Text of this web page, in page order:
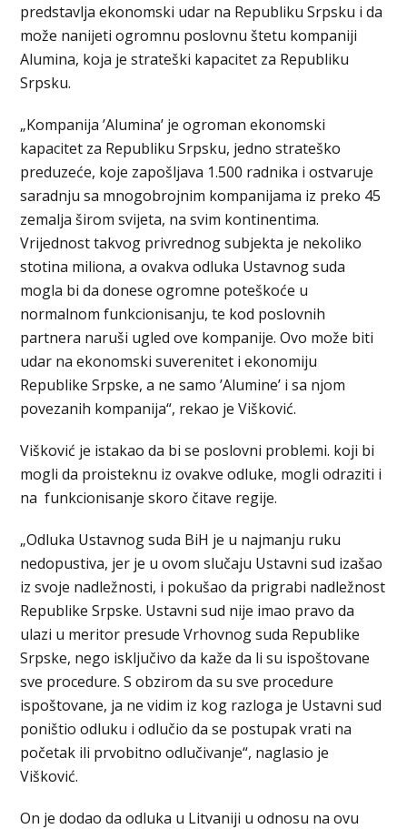
predstavlja ekonomski udar na Republiku Srpsku i da
može nanijeti ogromnu poslovnu štetu kompaniji
Alumina, koja je strateški kapacitet za Republiku
Srpsku.
„Kompanija ’Alumina’ je ogroman ekonomski
kapacitet za Republiku Srpsku, jedno strateško
preduzeće, koje zapošljava 1.500 radnika i ostvaruje
saradnju sa mnogobrojnim kompanijama iz preko 45
zemalja širom svijeta, na svim kontinentima.
Vrijednost takvog privrednog subjekta je nekoliko
stotina miliona, a ovakva odluka Ustavnog suda
mogla bi da donese ogromne poteškoće u
normalnom funkcionisanju, te kod poslovnih
partnera naruši ugled ove kompanije. Ovo može biti
udar na ekonomski suverenitet i ekonomiju
Republike Srpske, a ne samo ’Alumine’ i sa njom
povezanih kompanija“, rekao je Višković.
Višković je istakao da bi se poslovni problemi. koji bi
mogli da proisteknu iz ovakve odluke, mogli odraziti i
na funkcionisanje skoro čitave regije.
„Odluka Ustavnog suda BiH je u najmanju ruku
nedopustiva, jer je u ovom slučaju Ustavni sud izašao
iz svoje nadležnosti, i pokušao da prigrabi nadležnost
Republike Srpske. Ustavni sud nije imao pravo da
ulazi u meritor presude Vrhovnog suda Republike
Srpske, nego isključivo da kaže da li su ispoštovane
sve procedure. S obzirom da su sve procedure
ispoštovane, ja ne vidim iz kog razloga je Ustavni sud
poništio odluku i odlučio da se postupak vrati na
početak ili prvobitno odlučivanje“, naglasio je
Višković.
On je dodao da odluka u Litvaniji u odnosu na ovu